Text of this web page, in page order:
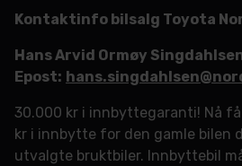
Kontaktinfo bilsalg Toyota
Hans Arvid Ormøy
Epost:
30.000 kr i innbyttegaranti! Nå
kr i innbytte for den gamle bilen
utvalgte bruktbiler. Innbyttebil